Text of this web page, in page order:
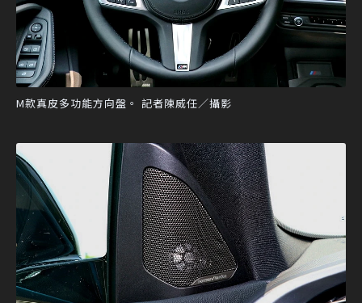
M款真皮多功能方向盤。 記者陳威任／攝影